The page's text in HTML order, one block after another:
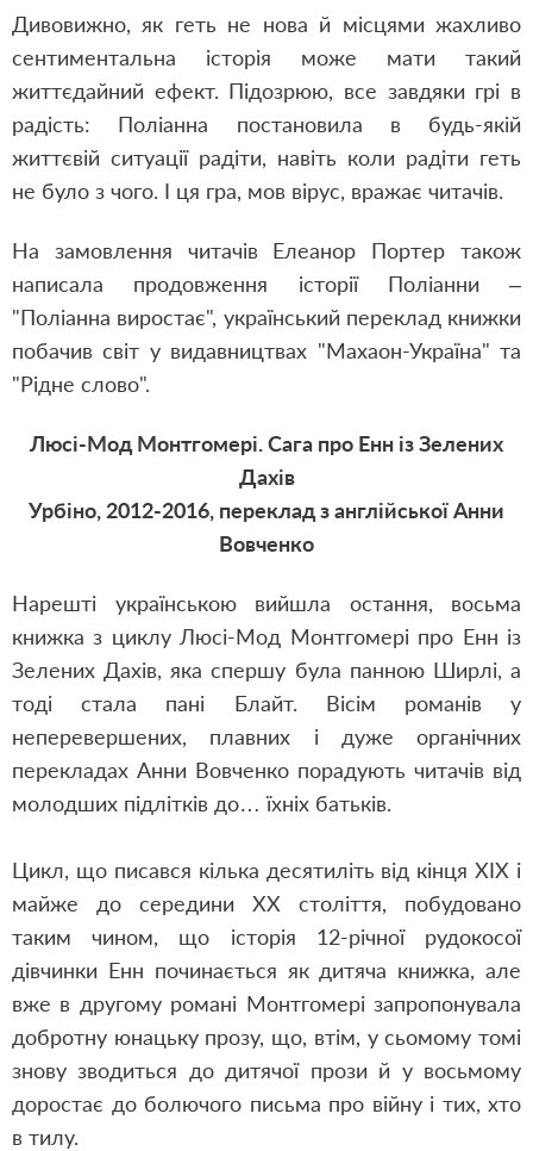
Дивовижно, як геть не нова й місцями жахливо
сентиментальна історія може мати такий
життєдайний ефект. Підозрюю, все завдяки грі в
радість: Поліанна постановила в будь-якій
життєвій ситуації радіти, навіть коли радіти геть
не було з чого. І ця гра, мов вірус, вражає читачів.
На замовлення читачів Елеанор Портер також
написала продовження історії Поліанни –
"Поліанна виростає", український переклад книжки
побачив світ у видавництвах "Махаон-Україна" та
"Рідне слово".
Люсі-Мод Монтгомері. Сага про Енн із Зелених
Дахів
Урбіно, 2012-2016, переклад з англійської Анни
Вовченко
Нарешті українською вийшла остання, восьма
книжка з циклу Люсі-Мод Монтгомері про Енн із
Зелених Дахів, яка спершу була панною Ширлі, а
тоді стала пані Блайт. Вісім романів у
неперевершених, плавних і дуже органічних
перекладах Анни Вовченко порадують читачів від
молодших підлітків до… їхніх батьків.
Цикл, що писався кілька десятиліть від кінця ХІХ і
майже до середини ХХ століття, побудовано
таким чином, що історія 12-річної рудокосої
дівчинки Енн починається як дитяча книжка, але
вже в другому романі Монтгомері запропонувала
добротну юнацьку прозу, що, втім, у сьомому томі
знову зводиться до дитячої прози й у восьмому
доростає до болючого письма про війну і тих, хто
в тилу.